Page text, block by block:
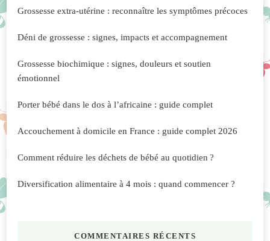
Grossesse extra-utérine : reconnaître les symptômes précoces
Déni de grossesse : signes, impacts et accompagnement
Grossesse biochimique : signes, douleurs et soutien
émotionnel
Porter bébé dans le dos à l’africaine : guide complet
Accouchement à domicile en France : guide complet 2026
Comment réduire les déchets de bébé au quotidien ?
Diversification alimentaire à 4 mois : quand commencer ?
COMMENTAIRES RÉCENTS